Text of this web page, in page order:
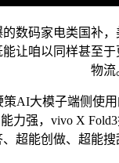
码家电类国补，
让咱以同样甚至
物流
大模子端侧使用
力强，vivo X
超能创做、超能